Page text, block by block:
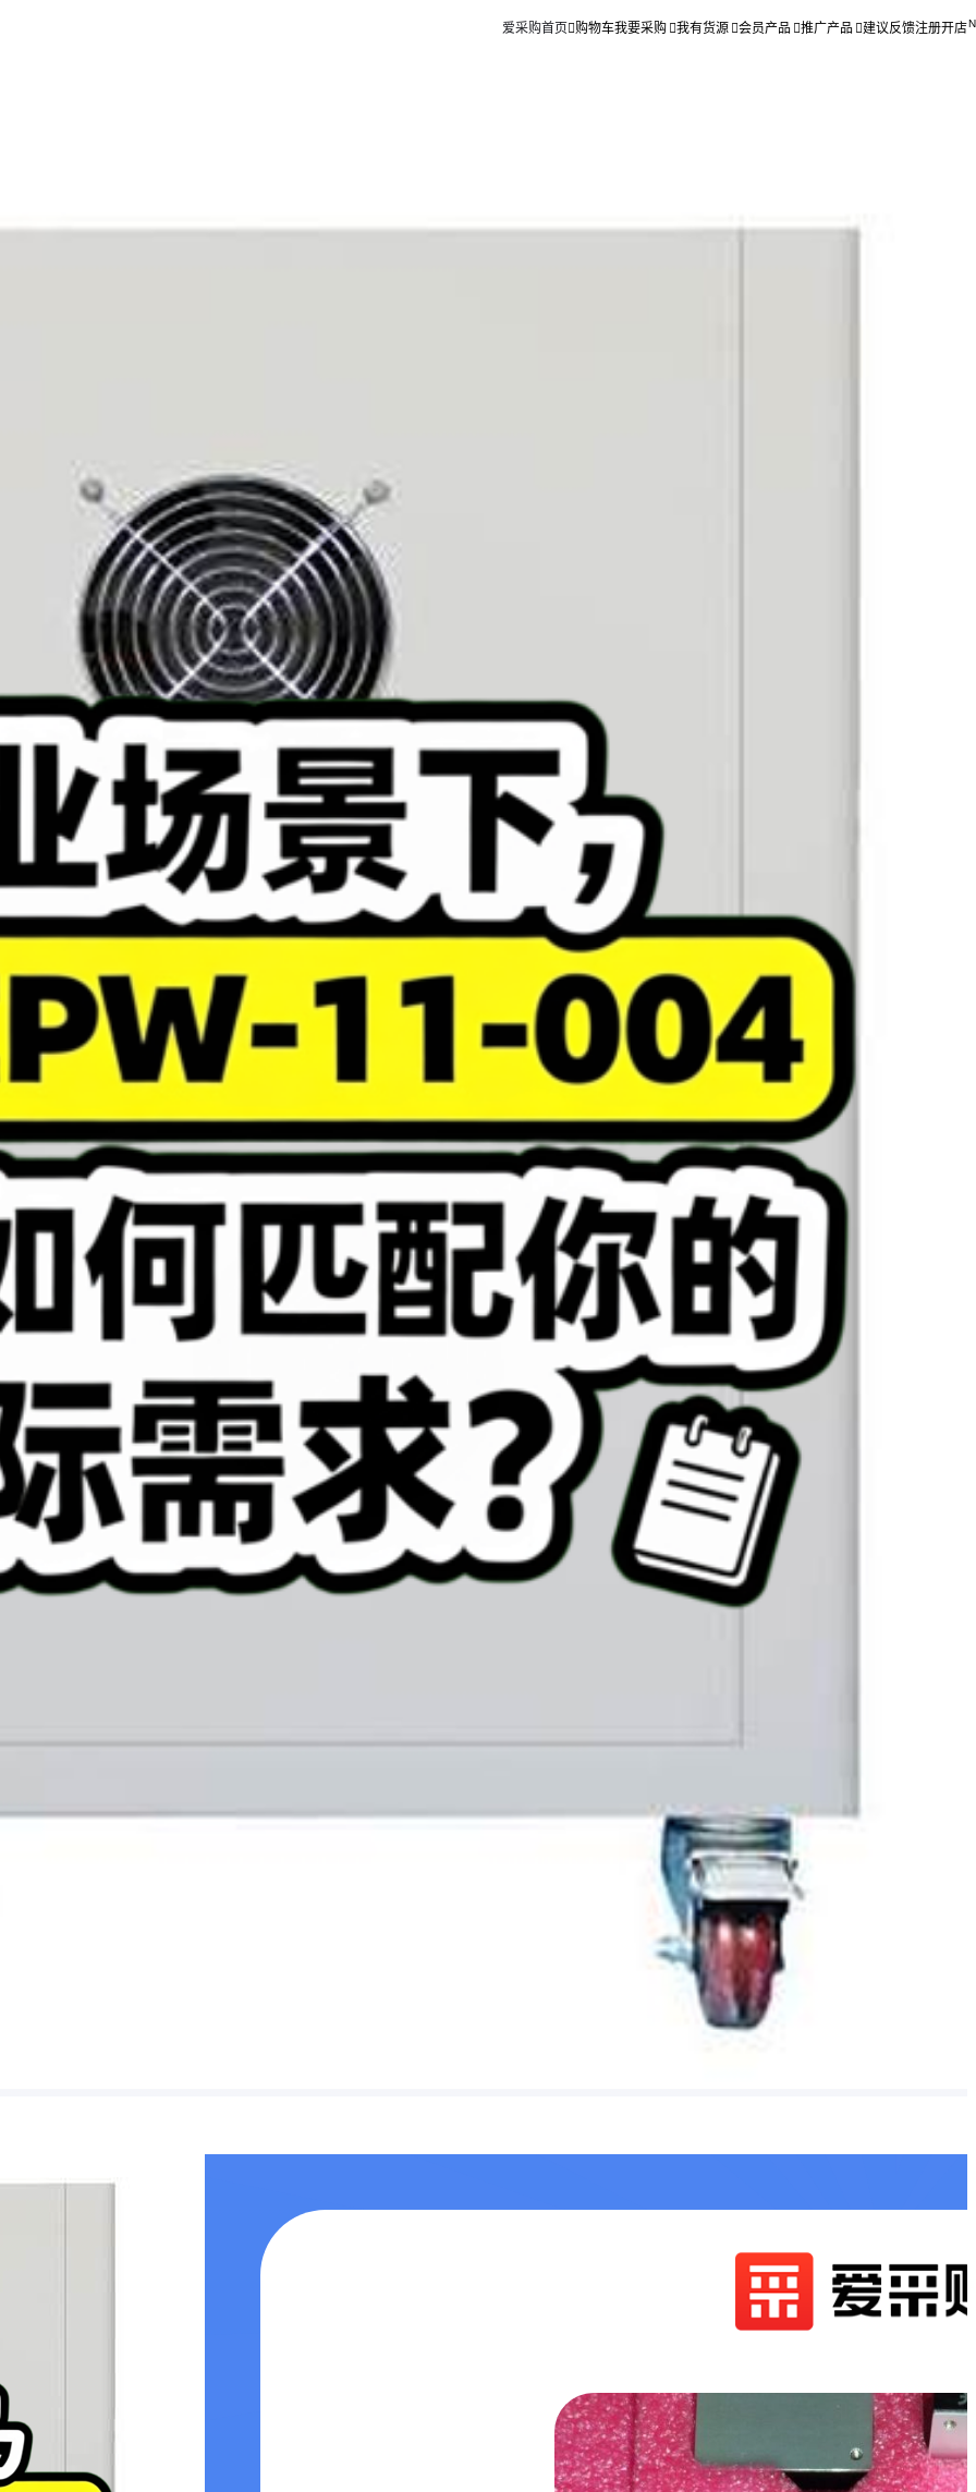
爱采购首页 购物车我要采购 我有货源 会员产品 推广产品 建议反馈注册开店